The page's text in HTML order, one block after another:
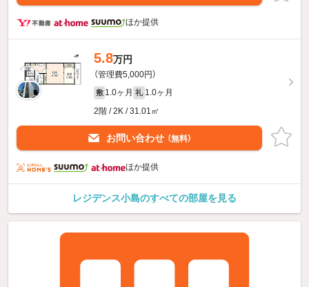
ほか提供
5.8万円
（管理費5,000円）
敷 1.0ヶ月 礼 1.0ヶ月
2階 / 2K / 31.01㎡
お問い合わせ （無料）
ほか提供
レジデンス小島のすべての部屋を見る